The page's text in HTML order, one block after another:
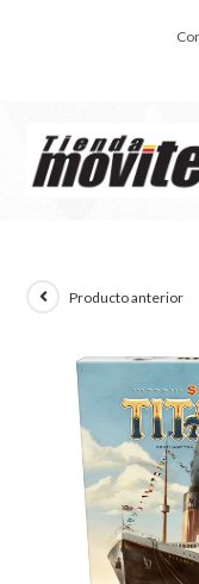
Producto anterior